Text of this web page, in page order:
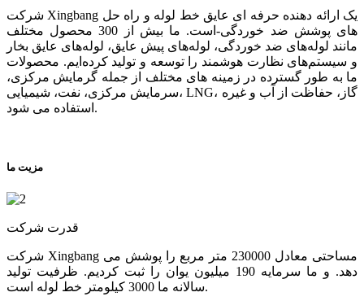
شرکت Xingbang یک ارائه دهنده حرفه ای عایق خط لوله و راه حل
های پوشش ضد خوردگی-است. ما بیش از 300 محصول مختلف
مانند لوله‌های ضد خوردگی، لوله‌های پیش عایق، لوله‌های عایق بخار
و سیستم‌های نظارت هوشمند را توسعه و تولید کرده‌ایم. محصولات
ما به طور گسترده در زمینه های مختلف از جمله گرمایش مرکزی،
سرمایش مرکزی، نفت، شیمیایی، LNG، گاز، حفاظت از آب و غیره
استفاده می شود.
مزیت ما
قدرت شرکت
شرکت Xingbang مساحتی معادل 230000 متر مربع را پوشش می
دهد. و ما سرمایه 190 میلیون یوان را ثبت کردیم. ظرفیت تولید
سالانه ما 3000 کیلومتر خط لوله است.